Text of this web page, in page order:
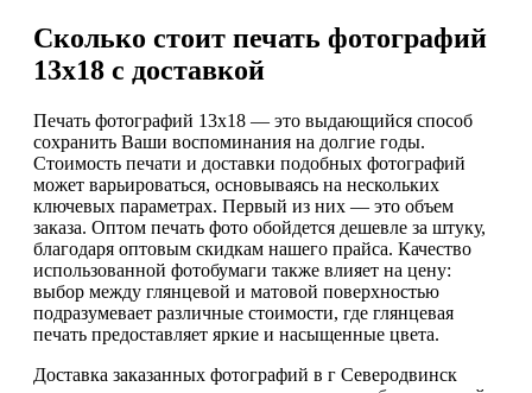
Сколько стоит печать фотографий
13х18 с доставкой
Печать фотографий 13х18 — это выдающийся способ
сохранить Ваши воспоминания на долгие годы.
Стоимость печати и доставки подобных фотографий
может варьироваться, основываясь на нескольких
ключевых параметрах. Первый из них — это объем
заказа. Оптом печать фото обойдется дешевле за штуку,
благодаря оптовым скидкам нашего прайса. Качество
использованной фотобумаги также влияет на цену:
выбор между глянцевой и матовой поверхностью
подразумевает различные стоимости, где глянцевая
печать предоставляет яркие и насыщенные цвета.
Доставка заказанных фотографий в г Северодвинск